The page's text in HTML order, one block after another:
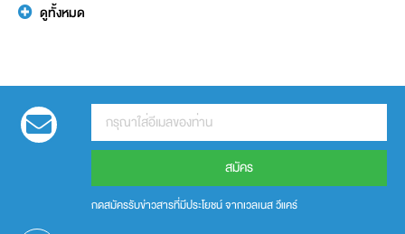
ดูทั้งหมด
สมัคร
กดสมัครรับข่าวสารที่มีประโยชน์ จากเวลเนส วีแคร์